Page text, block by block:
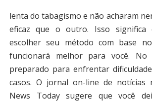
lenta do tabagismo e não acharam
eficaz que o outro. Isso significa
escolher seu método com base
funcionará melhor para você. No
preparado para enfrentar
casos. O jornal on-line de notícias
News Today sugere que você